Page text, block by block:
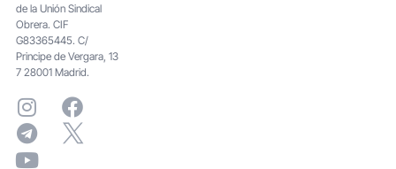
de la Unión Sindical
Obrera. CIF
G83365445. C/
Principe de Vergara, 13
7 28001 Madrid.